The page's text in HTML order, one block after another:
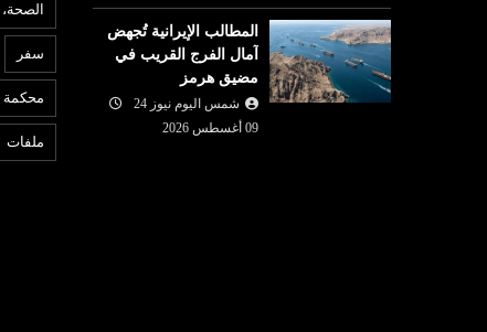
المطالب الإيرانية تُجهض
آمال الفرج القريب في
مضيق هرمز
شمس اليوم نيوز 24
09 أغسطس 2026
الصحة،
سفر
محكمة
ملفات
09 أغسطس
ثقافة وفن
شمس اليوم نيوز 24
2026
"بنات الشيخ ": سرد روائي